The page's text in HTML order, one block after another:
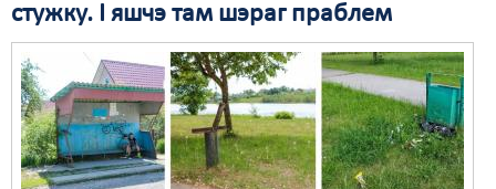
стужку. І яшчэ там шэраг праблем